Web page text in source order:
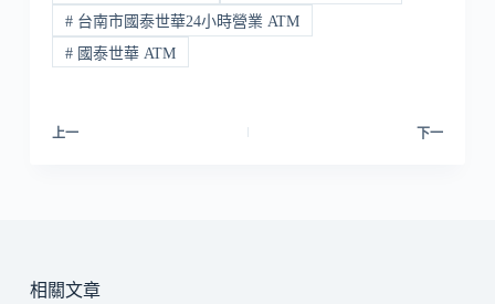
#台南市國泰世華24小時營業 ATM
#國泰世華 ATM
上一 下一
相關文章